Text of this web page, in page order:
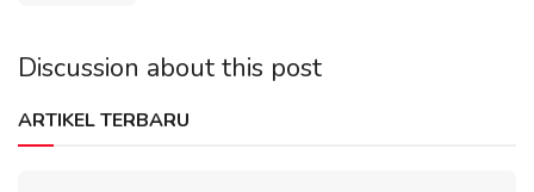
Discussion about this post
ARTIKEL TERBARU